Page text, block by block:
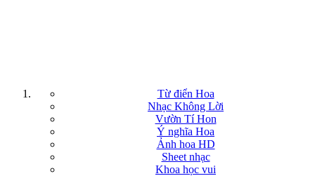
Từ điển Hoa
Nhạc Không Lời
Vườn Tí Hon
Ý nghĩa Hoa
Ảnh hoa HD
Sheet nhạc
Khoa học vui